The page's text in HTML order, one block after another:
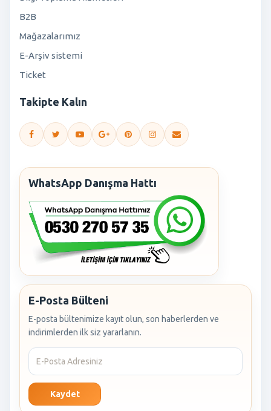
B2B
Mağazalarımız
E-Arşiv sistemi
Ticket
Takipte Kalın
WhatsApp Danışma Hattı
E-Posta Bülteni
E-posta bültenimize kayıt olun, son haberlerden ve
indirimlerden ilk siz yararlanın.
Kaydet